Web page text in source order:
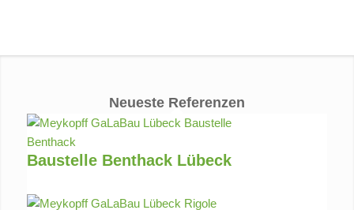
Neueste Referenzen
Baustelle Benthack Lübeck